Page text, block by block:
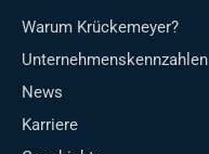
Warum Krückemeyer?
Unternehmenskennzahlen
News
Karriere